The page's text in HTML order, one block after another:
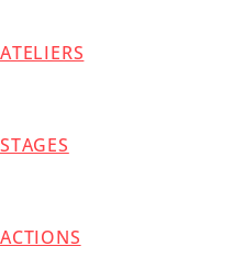
ATELIERS
STAGES
ACTIONS